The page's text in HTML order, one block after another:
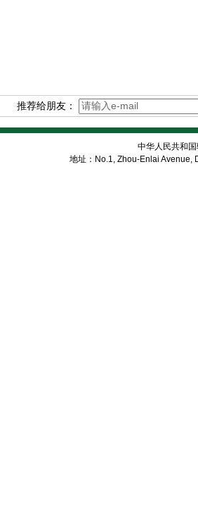
推荐给朋友：
中华人民共和
地址：No.1, Zhou-Enlai Avenue,